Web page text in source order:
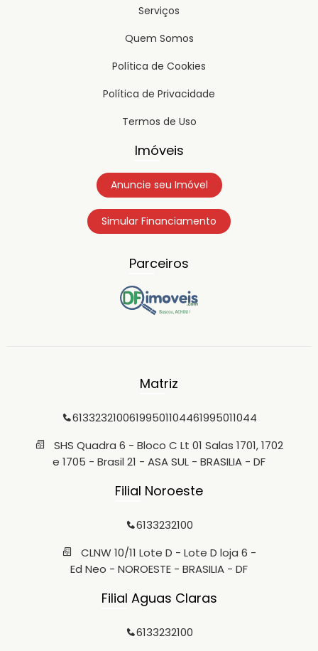
Serviços
Quem Somos
Política de Cookies
Política de Privacidade
Termos de Uso
Imóveis
Anuncie seu Imóvel
Simular Financiamento
Parceiros
Matriz
61332321006199501104461995011044
SHS Quadra 6 - Bloco C Lt 01 Salas 1701, 1702
e 1705 - Brasil 21 - ASA SUL - BRASILIA - DF
Filial Noroeste
6133232100
CLNW 10/11 Lote D - Lote D loja 6 -
Ed Neo - NOROESTE - BRASILIA - DF
Filial Aguas Claras
6133232100